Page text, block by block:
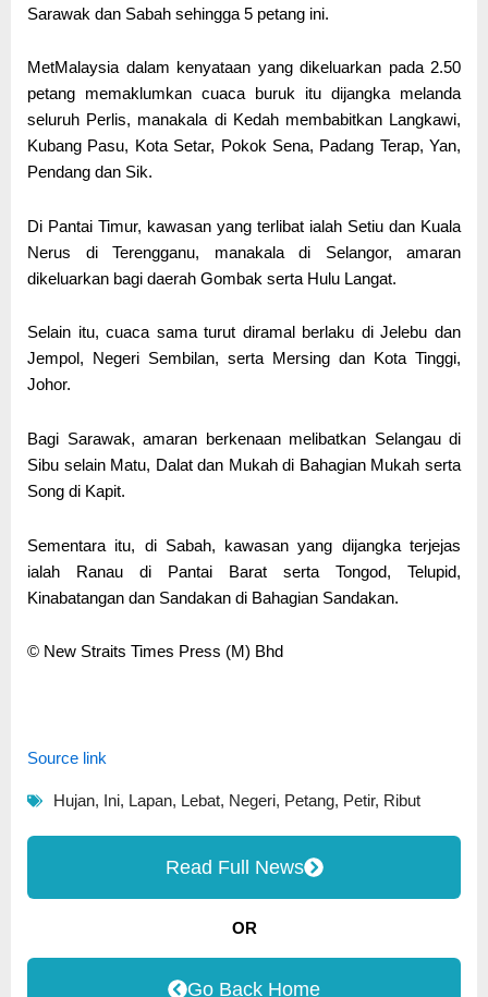
Sarawak dan Sabah sehingga 5 petang ini.
MetMalaysia dalam kenyataan yang dikeluarkan pada 2.50
petang memaklumkan cuaca buruk itu dijangka melanda
seluruh Perlis, manakala di Kedah membabitkan Langkawi,
Kubang Pasu, Kota Setar, Pokok Sena, Padang Terap, Yan,
Pendang dan Sik.
Di Pantai Timur, kawasan yang terlibat ialah Setiu dan Kuala
Nerus di Terengganu, manakala di Selangor, amaran
dikeluarkan bagi daerah Gombak serta Hulu Langat.
Selain itu, cuaca sama turut diramal berlaku di Jelebu dan
Jempol, Negeri Sembilan, serta Mersing dan Kota Tinggi,
Johor.
Bagi Sarawak, amaran berkenaan melibatkan Selangau di
Sibu selain Matu, Dalat dan Mukah di Bahagian Mukah serta
Song di Kapit.
Sementara itu, di Sabah, kawasan yang dijangka terjejas
ialah Ranau di Pantai Barat serta Tongod, Telupid,
Kinabatangan dan Sandakan di Bahagian Sandakan.
© New Straits Times Press (M) Bhd
Source link
Hujan, Ini, Lapan, Lebat, Negeri, Petang, Petir, Ribut
Read Full News
OR
Go Back Home